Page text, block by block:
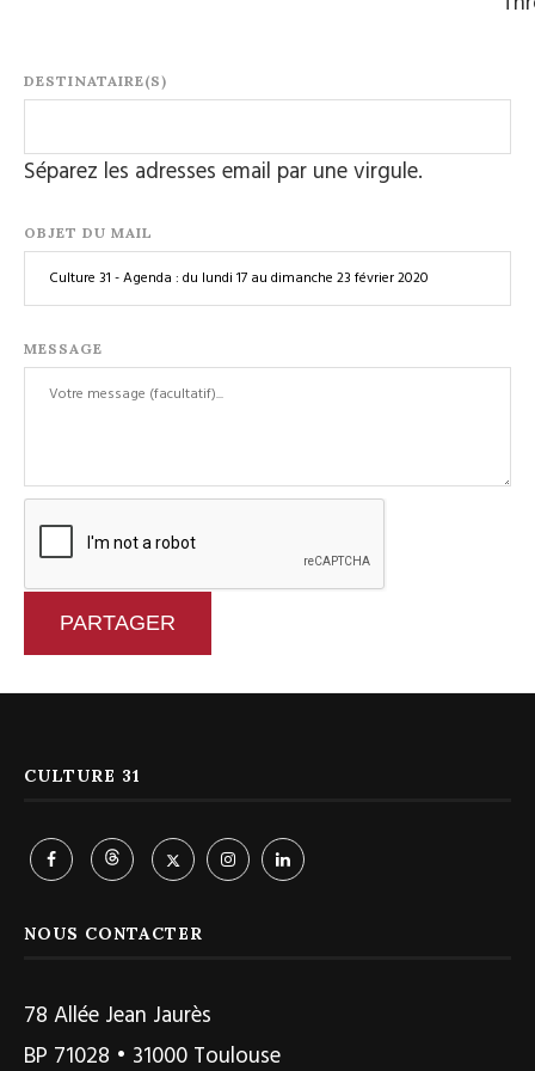
DESTINATAIRE(S)
Séparez les adresses email par une virgule.
OBJET DU MAIL
MESSAGE
PARTAGER
CULTURE 31
NOUS CONTACTER
78 Allée Jean Jaurès
BP 71028 • 31000 Toulouse